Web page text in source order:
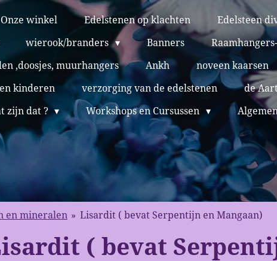
Onze winkel Edelstenen op klachten Edelsteen
wierook/branders Banners
,doosjes, muurhangers
Ankh noveen kaarsen
kinderen
verzorging van de edelstenen
de
zijn dat ?
Workshops en Cursussen
en mineralen » Lisardit ( bevat Serpentijn en Mangaan)
( bevat